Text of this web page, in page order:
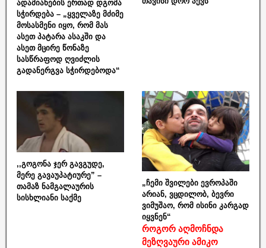
ადამიანების ერთად დგომა
სჭირდება – „ყველაზე მძიმე
მოსასმენი იყო, რომ მას
ასეთ პატარა ასაკში და
ასეთ მცირე წონაზე
სასწრაფოდ ღვიძლის
გადანერგვა სჭირდებოდა“
,,გოგონა ჯერ გავგუდე,
მერე გავაუპატიურე” –
თამაზ ნამგალაურის
სისხლიანი საქმე
„ჩემი შვილები ევროპაში
არიან, ვცდილობ, ბევრი
ვიმუშაო, რომ ისინი კარგად
იყვნენ“
როგორ აღმოჩნდა
მეზღვაური ამიკო